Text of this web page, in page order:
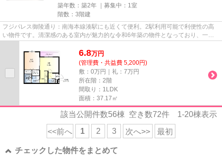
築年数：築2年 ｜募集中： 1室
階数：3階建
フジパレス御陵通り：南海本線湊駅にも近くて便利。2駅利用可能で利便性の高
い物件です。清潔感のある室内が魅力的な令和6年築の物件となっており、一押
6.8万円
(管理費・共益費 5,200円)
敷：0万円｜礼：7万円
所在階：2階
間取り：1LDK
面積：37.17㎡
該当公開件数56棟 空き数72件 1-20棟表示
<<前へ 1 2 3 次へ>> 最初
チェックした物件をまとめて